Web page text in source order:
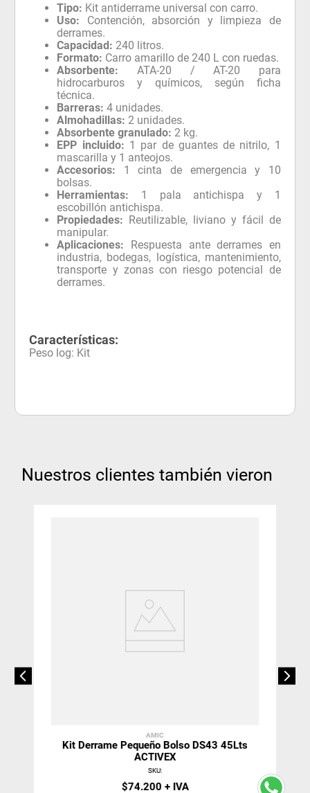
Tipo: Kit antiderrame universal con carro.
Uso: Contención, absorción y limpieza de
derrames.
Capacidad: 240 litros.
Formato: Carro amarillo de 240 L con ruedas.
Absorbente: ATA-20 / AT-20 para
hidrocarburos y químicos, según ficha
técnica.
Barreras: 4 unidades.
Almohadillas: 2 unidades.
Absorbente granulado: 2 kg.
EPP incluido: 1 par de guantes de nitrilo, 1
mascarilla y 1 anteojos.
Accesorios: 1 cinta de emergencia y 10
bolsas.
Herramientas: 1 pala antichispa y 1
escobillón antichispa.
Propiedades: Reutilizable, liviano y fácil de
manipular.
Aplicaciones: Respuesta ante derrames en
industria, bodegas, logística, mantenimiento,
transporte y zonas con riesgo potencial de
derrames.
Características:
Peso log: Kit
Nuestros clientes también vieron
AMIC
Kit Derrame Pequeño Bolso DS43 45Lts
ACTIVEX
SKU:
$74.200